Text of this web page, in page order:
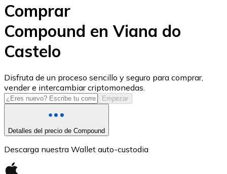
USD Coin
USDC
Comprar
Compound en Viana do
Castelo
Disfruta de un proceso sencillo y seguro para comprar,
vender e intercambiar criptomonedas.
Empezar
Detalles del precio de Compound
Descarga nuestra Wallet auto-custodia